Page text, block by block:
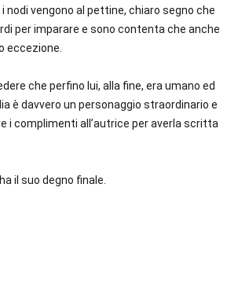
nodi vengono al pettine, chiaro segno che
per imparare e sono contenta che anche
eccezione.
che perfino lui, alla fine, era umano ed
è davvero un personaggio straordinario e
i complimenti all’autrice per averla scritta
il suo degno finale.